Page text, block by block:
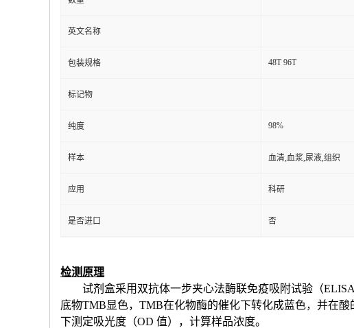
英文名称
包装规格 48T 96T
标记物
纯度 98%
样本 血清,血浆,尿液,组织
应用 科研
是否进口 否
检测原理
试剂盒采用双抗体一步夹心法酶联免疫吸附试验（
底物TMB显色，TMB在化物酶的催化下转化成蓝色，并在
下测定吸光度（OD 值），计算样品浓度。